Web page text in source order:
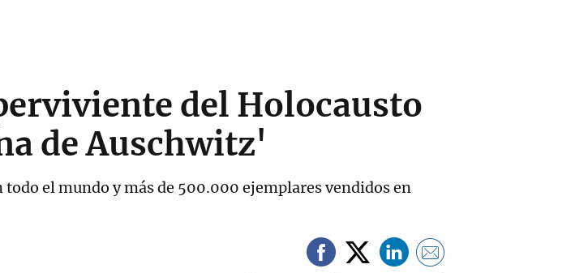
del Holocausto
de Auschwitz'
el mundo y más de 500.000 ejemplares vendidos en